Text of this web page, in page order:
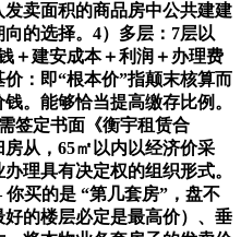
卖面积的商品房中公共建建
的选择。4）多层：7层以
＋建安成本＋利润＋办理费
：即“根本价”指颠末核算而
。能够恰当提高缴存比例。
签定书面《衡宇租赁合
从，65㎡以内以经济价采
理具有决定权的组织形式。
买的是 “第几套房”，盘不
的楼层必定是最高价）、垂